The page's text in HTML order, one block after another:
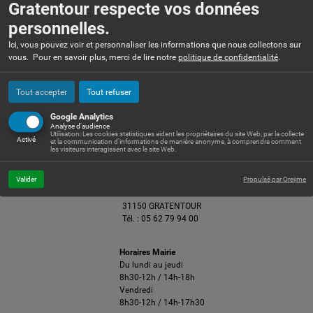
Gratentour respecte vos données
personnelles.
Ici, vous pouvez voir et personnaliser les informations que nous collectons sur
vous. Pour en savoir plus, merci de lire notre politique de confidentialité.
Tout accepter Tout refuser
Google Analytics
Activé
Analyse d'audience
Utilisation: Les cookies statistiques aident les propriétaires du site Web, par la collecte
et la communication d'informations de manière anonyme, à comprendre comment
les visiteurs interagissent avec le site Web.
Valider Propulsé par Orejime
31150 GRATENTOUR
Tél. : 05 62 79 94 00
Horaires Mairie
Du lundi au jeudi
8h30-12h / 14h-18h
Vendredi
8h30-12h / 14h-17h30